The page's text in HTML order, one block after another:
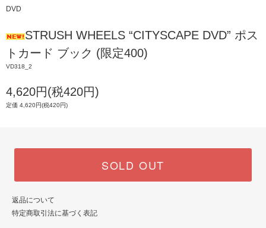
DVD
STRUSH WHEELS “CITYSCAPE DVD” ポス
トカード ブック (限定400)
VD318_2
4,620円(税420円)
定価 4,620円(税420円)
SOLD OUT
返品について
特定商取引法に基づく表記